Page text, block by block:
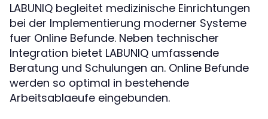
LABUNIQ begleitet medizinische Einrichtungen
bei der Implementierung moderner Systeme
fuer Online Befunde. Neben technischer
Integration bietet LABUNIQ umfassende
Beratung und Schulungen an. Online Befunde
werden so optimal in bestehende
Arbeitsablaeufe eingebunden.